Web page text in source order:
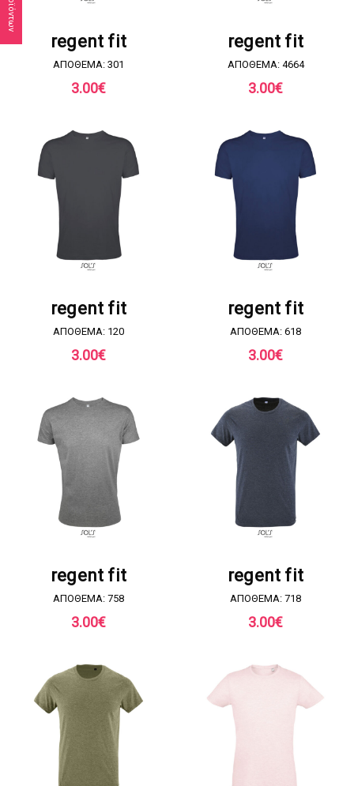
regent fit
ΑΠΟΘΕΜΑ: 301
3.00€
regent fit
ΑΠΟΘΕΜΑ: 4664
3.00€
regent fit
ΑΠΟΘΕΜΑ: 120
3.00€
regent fit
ΑΠΟΘΕΜΑ: 618
3.00€
regent fit
ΑΠΟΘΕΜΑ: 758
3.00€
regent fit
ΑΠΟΘΕΜΑ: 718
3.00€